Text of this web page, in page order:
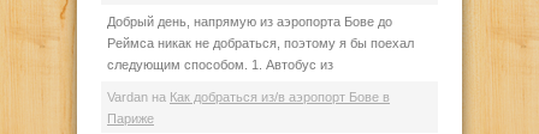
Добрый день, напрямую из аэропорта Бове до
Реймса никак не добраться, поэтому я бы поехал
следующим способом. 1. Автобус из
Vardan на Как добраться из/в аэропорт Бове в
Париже